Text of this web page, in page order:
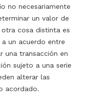
no necesariamente
un valor de
cosa distinta es
un acuerdo entre
una transacción en
sujeto a una serie
alterar las
acordado.